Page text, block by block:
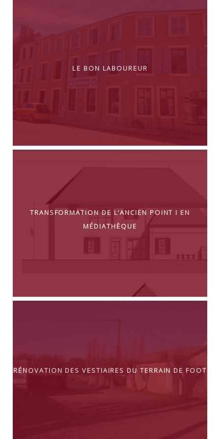
Le Bon Laboureur
Transformation de l’ancien Point I en
Médiathèque
Rénovation des vestiaires du terrain de foot